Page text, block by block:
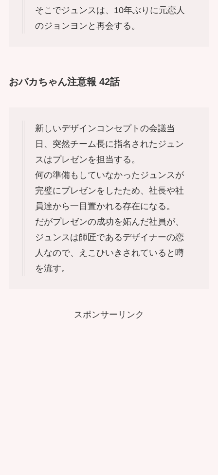
そこでジュンスは、10年ぶりに元恋人
のジョンヨンと再会する。
おバカちゃん注意報 42話
新しいデザインコンセプトの会議当
日、突然チーム長に指名されたジュン
スはプレゼンを担当する。
何の準備もしていなかったジュンスが
完璧にプレゼンをしたため、社長や社
員達から一目置かれる存在になる。
だがプレゼンの成功を妬んだ社員が、
ジュンスは師匠であるデザイナーの恋
人なので、えこひいきされていると噂
を流す。
スポンサーリンク